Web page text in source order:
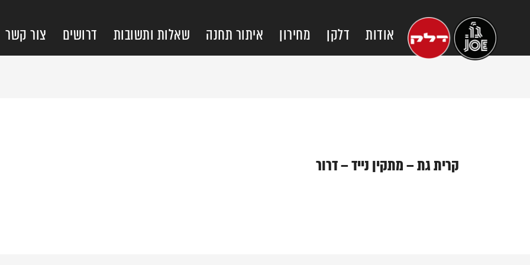
אודות דלקן מחירון איתור תחנה שאלות ותשובות דרושים צור קשר
קרית גת – מתקין נייד – דרור